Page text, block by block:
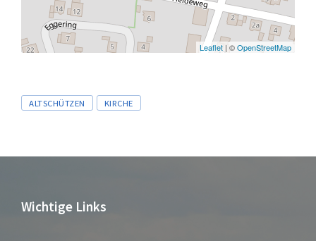
Leaflet | ©OpenStreetMap
Tags
ALTSCHÜTZEN KIRCHE
Wichtige Links